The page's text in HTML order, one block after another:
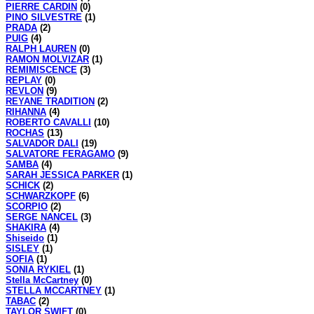
PIERRE CARDIN (0)
PINO SILVESTRE (1)
PRADA (2)
PUIG (4)
RALPH LAUREN (0)
RAMON MOLVIZAR (1)
REMIMISCENCE (3)
REPLAY (0)
REVLON (9)
REYANE TRADITION (2)
RIHANNA (4)
ROBERTO CAVALLI (10)
ROCHAS (13)
SALVADOR DALI (19)
SALVATORE FERAGAMO (9)
SAMBA (4)
SARAH JESSICA PARKER (1)
SCHICK (2)
SCHWARZKOPF (6)
SCORPIO (2)
SERGE NANCEL (3)
SHAKIRA (4)
Shiseido (1)
SISLEY (1)
SOFIA (1)
SONIA RYKIEL (1)
Stella McCartney (0)
STELLA MCCARTNEY (1)
TABAC (2)
TAYLOR SWIFT (0)